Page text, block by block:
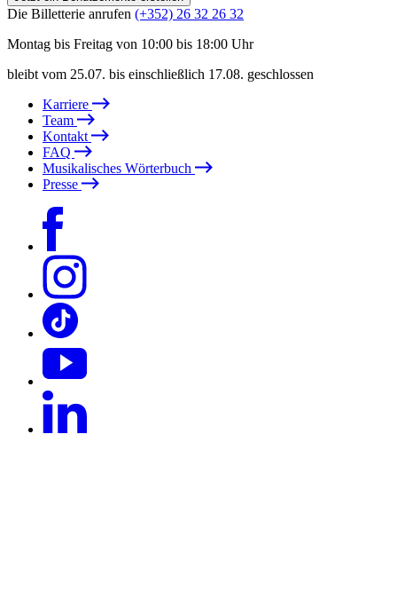
Die Billetterie anrufen (+352) 26 32 26 32
Montag bis Freitag von 10:00 bis 18:00 Uhr
bleibt vom 25.07. bis einschließlich 17.08. geschlossen
Karriere
Team
Kontakt
FAQ
Musikalisches Wörterbuch
Presse